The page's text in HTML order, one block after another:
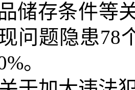
储存条件等
问题隐患78
。